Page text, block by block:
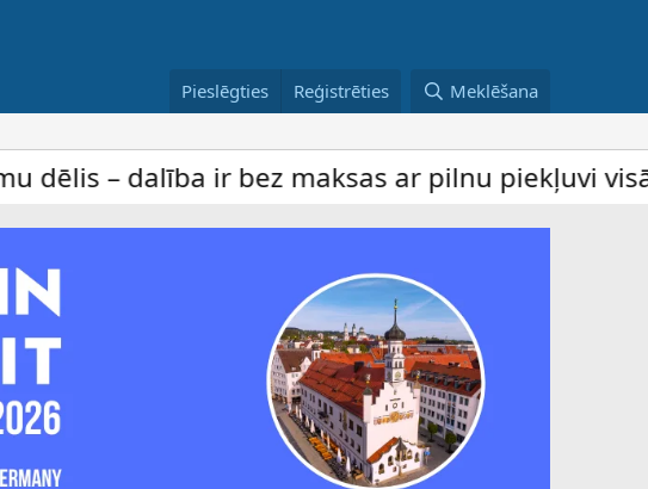
Pieslēgties Reģistrēties Meklēšana
ir bez maksas ar pilnu piekļuvi visām